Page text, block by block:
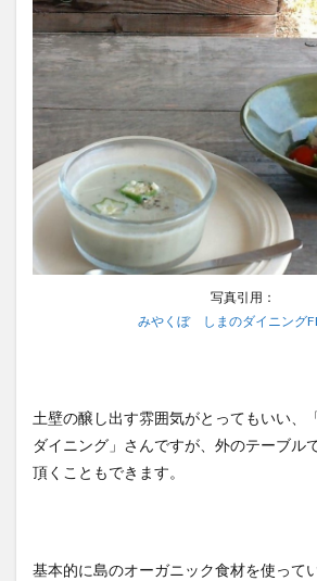
写真引用：
みやくぼ しまのダイニング
土壁の醸し出す雰囲気がとってもいい
ダイニング」さんですが、外のテーブル
頂くこともできます。
基本的に島のオーガニック食材を使って